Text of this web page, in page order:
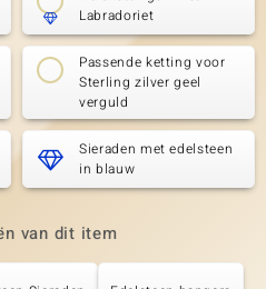
Labradoriet
Passende ketting voor
Sterling zilver geel
verguld
Sieraden met edelsteen
in blauw
van dit item